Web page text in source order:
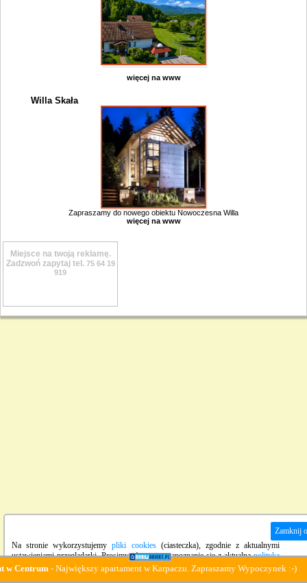
więcej na www
Willa Skała
Zapraszamy do nowego obiektu Nowoczesna Willa
więcej na www
Miejsce na twoją reklamę.
Zadzwoń zapytaj tel. 75 64 19
919
Zamknij
Na stronie wykorzystujemypliki cookies(ciasteczka), zgodnie z aktualnymi
ustawieniami przeglądarki. Prosimy również o zapoznanie się z aktualnąpolityką
prywatności
strony.
- Największy apartament w Karpaczu. Zapraszamy Wypoczynek :-)